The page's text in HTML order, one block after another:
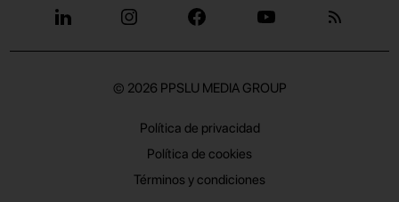
© 2026 PPSLU MEDIA GROUP
Política de privacidad
Política de cookies
Términos y condiciones